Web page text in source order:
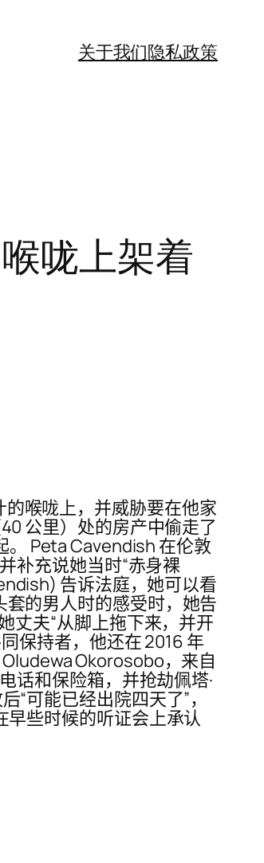
关于我们隐私政策
咙上架着
喉咙上，并威胁要在他家
公里）处的房产中偷走了
。 Peta Cavendish 在伦敦
补充说她当时“赤身裸
告诉法庭，她可以看
套的男人时的感受时，她告
丈夫“从脚上拖下来，并开
保持者，他还在 2016 年
Okorosobo，来自
话和保险箱，并抢劫佩塔·
可能已经出院四天了”，
早些时候的听证会上承认